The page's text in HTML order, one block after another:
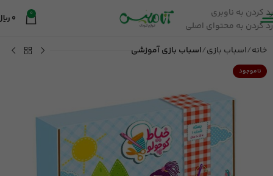
رد کردن به ناوبری
رد کردن به محتوای اصلی
0
0
خانه اسباب بازی اسباب بازی آموزشی
ناموجود